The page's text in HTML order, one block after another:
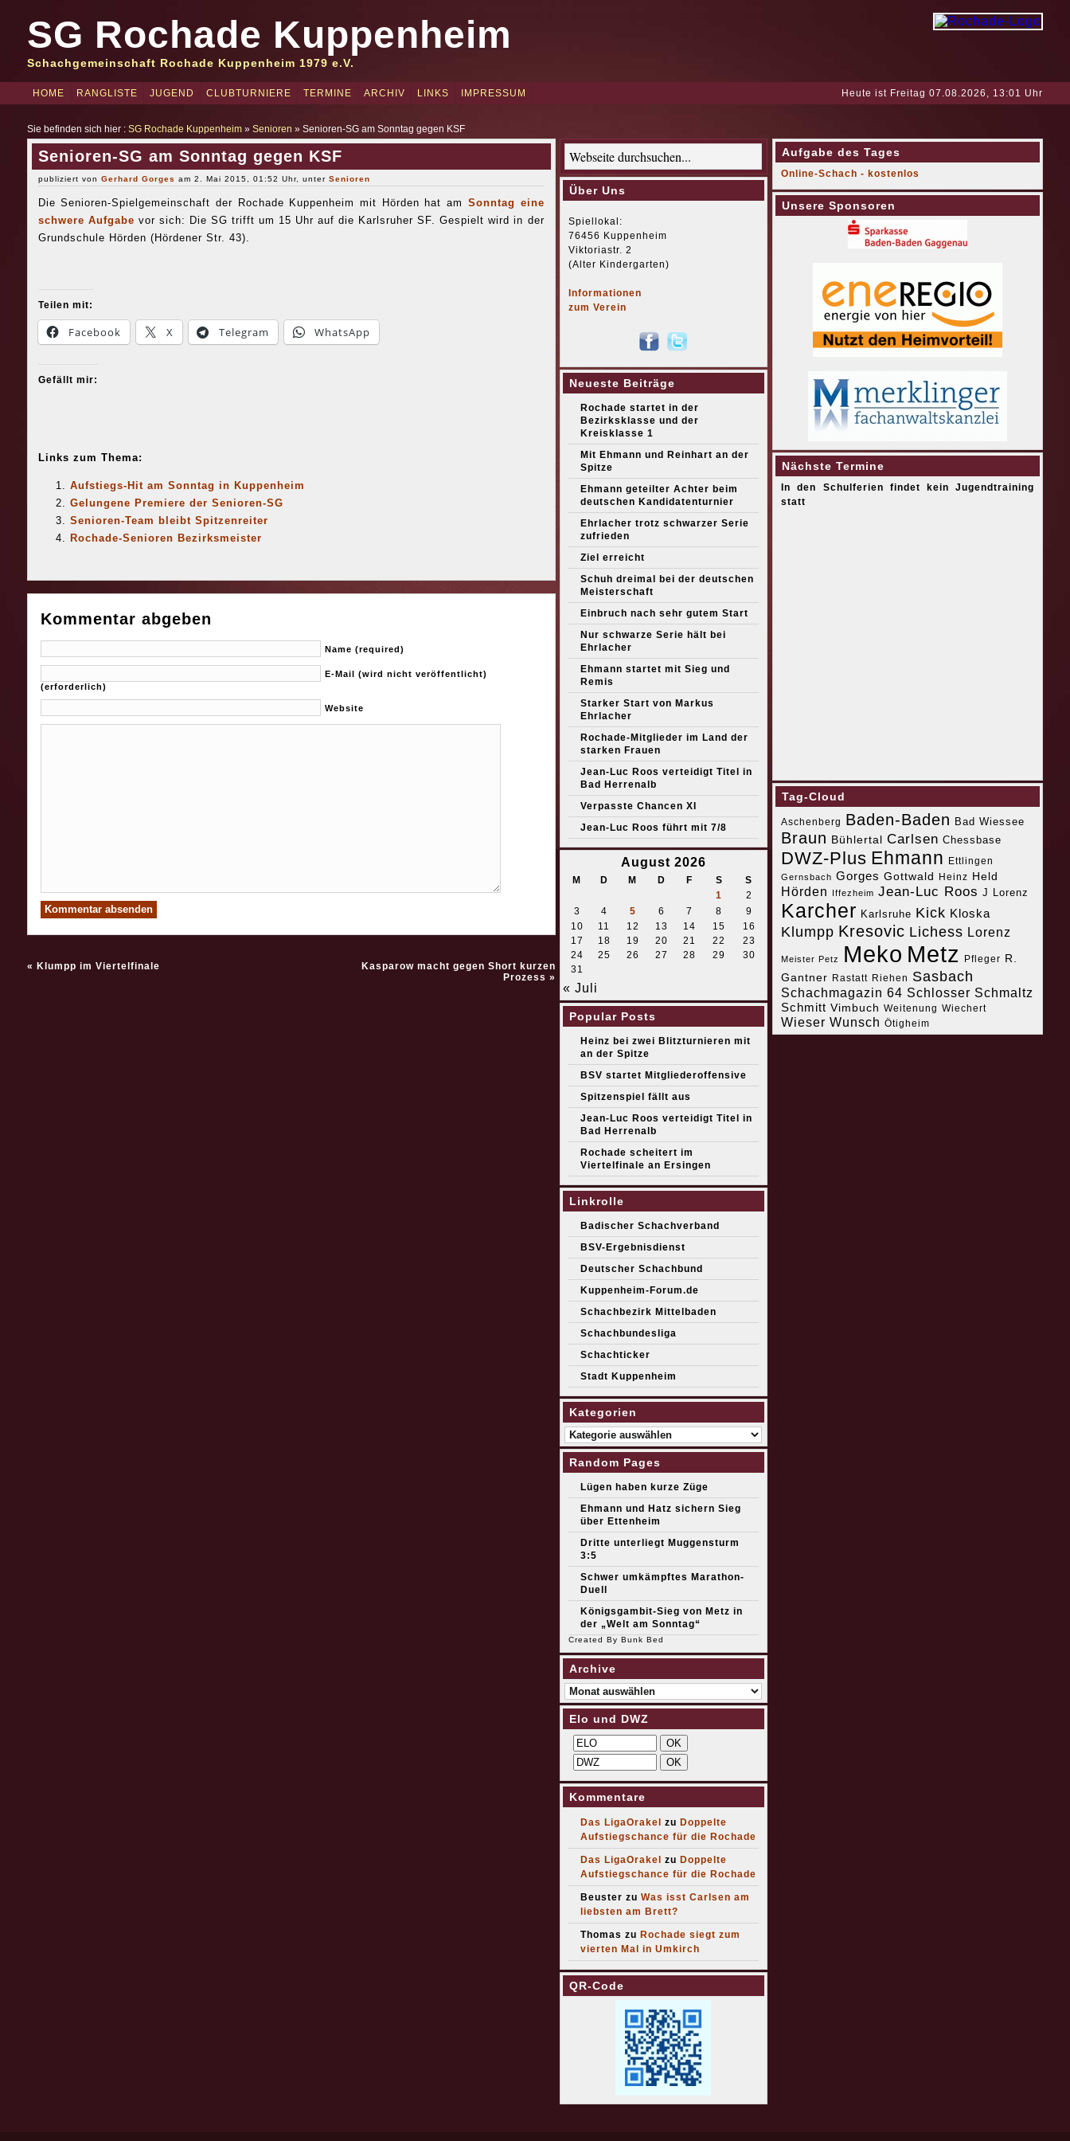
SG Rochade Kuppenheim
Schachgemeinschaft Rochade Kuppenheim 1979 e.V.
HOME RANGLISTE JUGEND CLUBTURNIERE TERMINE ARCHIV LINKS IMPRESSUM Heute ist Freitag 07.08.2026, 13:01 Uhr
Sie befinden sich hier : SG Rochade Kuppenheim» Senioren » Senioren-SG am Sonntag gegen KSF
Senioren-SG am Sonntag gegen KSF
publiziert von Gerhard Gorges am 2. Mai 2015, 01:52 Uhr, unter Senioren
Die Senioren-Spielgemeinschaft der Rochade Kuppenheim mit Hörden hat am Sonntag eine
schwere Aufgabe vor sich: Die SG trifft um 15 Uhr auf die Karlsruher SF. Gespielt wird in der
Grundschule Hörden (Hördener Str. 43).
Teilen mit:
Facebook X Telegram WhatsApp
Gefällt mir:
Links zum Thema:
Aufstiegs-Hit am Sonntag in Kuppenheim
Gelungene Premiere der Senioren-SG
Senioren-Team bleibt Spitzenreiter
Rochade-Senioren Bezirksmeister
Kommentar abgeben
Name (required)
E-Mail (wird nicht veröffentlicht)
(erforderlich)
Website
« Klumpp im Viertelfinale
Kasparow macht gegen Short kurzen
Prozess »
Über Uns
Spiellokal:
76456 Kuppenheim
Viktoriastr. 2
(Alter Kindergarten)
Informationen
zum Verein
Neueste Beiträge
Rochade startet in der
Bezirksklasse und der
Kreisklasse 1
Mit Ehmann und Reinhart an der
Spitze
Ehmann geteilter Achter beim
deutschen Kandidatenturnier
Ehrlacher trotz schwarzer Serie
zufrieden
Ziel erreicht
Schuh dreimal bei der deutschen
Meisterschaft
Einbruch nach sehr gutem Start
Nur schwarze Serie hält bei
Ehrlacher
Ehmann startet mit Sieg und
Remis
Starker Start von Markus
Ehrlacher
Rochade-Mitglieder im Land der
starken Frauen
Jean-Luc Roos verteidigt Titel in
Bad Herrenalb
Verpasste Chancen XI
Jean-Luc Roos führt mit 7/8
August 2026
M D M D F S
S
1
2
3
4 5 6 7 8
9
10
11 12 13 14 15
16
17
18 19 20 21 22
23
24
25 26 27 28 29
30
31
« Juli
Popular Posts
Heinz bei zwei Blitzturnieren mit
an der Spitze
BSV startet Mitgliederoffensive
Spitzenspiel fällt aus
Jean-Luc Roos verteidigt Titel in
Bad Herrenalb
Rochade scheitert im
Viertelfinale an Ersingen
Linkrolle
Badischer Schachverband
BSV-Ergebnisdienst
Deutscher Schachbund
Kuppenheim-Forum.de
Schachbezirk Mittelbaden
Schachbundesliga
Schachticker
Stadt Kuppenheim
Kategorien
Kategorien
Random Pages
Lügen haben kurze Züge
Ehmann und Hatz sichern Sieg
über Ettenheim
Dritte unterliegt Muggensturm
3:5
Schwer umkämpftes Marathon-
Duell
Königsgambit-Sieg von Metz in
der „Welt am Sonntag“
Created By Bunk Bed
Archive
Archive
Elo und DWZ
Kommentare
Das LigaOrakel zu Doppelte
Aufstiegschance für die Rochade
Das LigaOrakel zu Doppelte
Aufstiegschance für die Rochade
Beuster zu Was isst Carlsen am
liebsten am Brett?
Thomas zu Rochade siegt zum
vierten Mal in Umkirch
QR-Code
Aufgabe des Tages
Online-Schach - kostenlos
Unsere Sponsoren
Nächste Termine
In den Schulferien findet kein Jugendtraining
statt
Tag-Cloud
Aschenberg Baden-Baden Bad Wiessee
Braun Bühlertal Carlsen Chessbase
DWZ-Plus Ehmann Ettlingen
Gernsbach Gorges Gottwald Heinz Held
Hörden Iffezheim Jean-Luc Roos J Lorenz
Karcher Karlsruhe Kick Kloska
Klumpp Kresovic Lichess Lorenz
Meister Petz Meko Metz Pfleger R.
Gantner
Rastatt Riehen Sasbach
Schachmagazin 64 Schlosser Schmaltz
Schmitt Vimbuch Weitenung Wiechert
Wieser Wunsch Ötigheim